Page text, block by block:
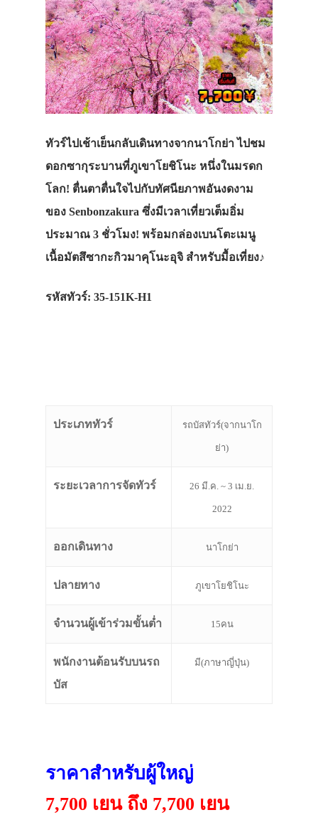
ทัวร์ไปเช้าเย็นกลับเดินทางจากนาโกย่า ไปชม
ดอกซากุระบานที่ภูเขาโยชิโนะ หนึ่งในมรดก
โลก! ตื่นตาตื่นใจไปกับทัศนียภาพอันงดงาม
ของ Senbonzakura ซึ่งมีเวลาเที่ยวเต็มอิ่ม
ประมาณ 3 ชั่วโมง! พร้อมกล่องเบนโตะเมนู
เนื้อมัตสึซากะกิวมาคุโนะอุจิ สำหรับมื้อเที่ยง♪
รหัสทัวร์: 35-151K-H1
ประเภททัวร์ รถบัสทัวร์(จากนาโก
ย่า)
ระยะเวลาการจัดทัวร์ 26 มี.ค. ~ 3 เม.ย.
2022
ออกเดินทาง นาโกย่า
ปลายทาง ภูเขาโยชิโนะ
จำนวนผู้เข้าร่วมขั้นต่ำ 15คน
พนักงานต้อนรับบนรถ
บัส
มี(ภาษาญี่ปุ่น)
ราคาสำหรับผู้ใหญ่
7,700 เยน ถึง 7,700 เยน